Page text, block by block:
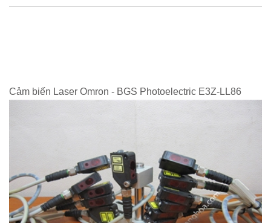
Cảm biến Laser Omron - BGS Photoelectric E3Z-LL86